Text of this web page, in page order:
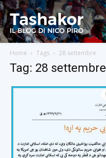
Home Tags 28 settembre
Tag: 28 settembre